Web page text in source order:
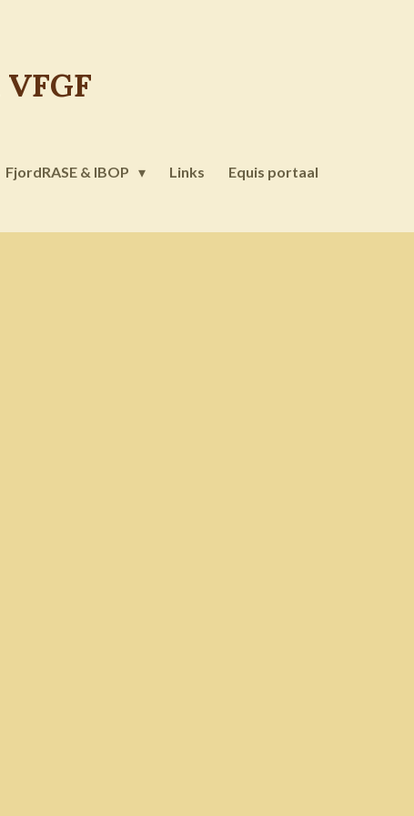
VFGF
FjordRASE & IBOP Links
Equis portaal